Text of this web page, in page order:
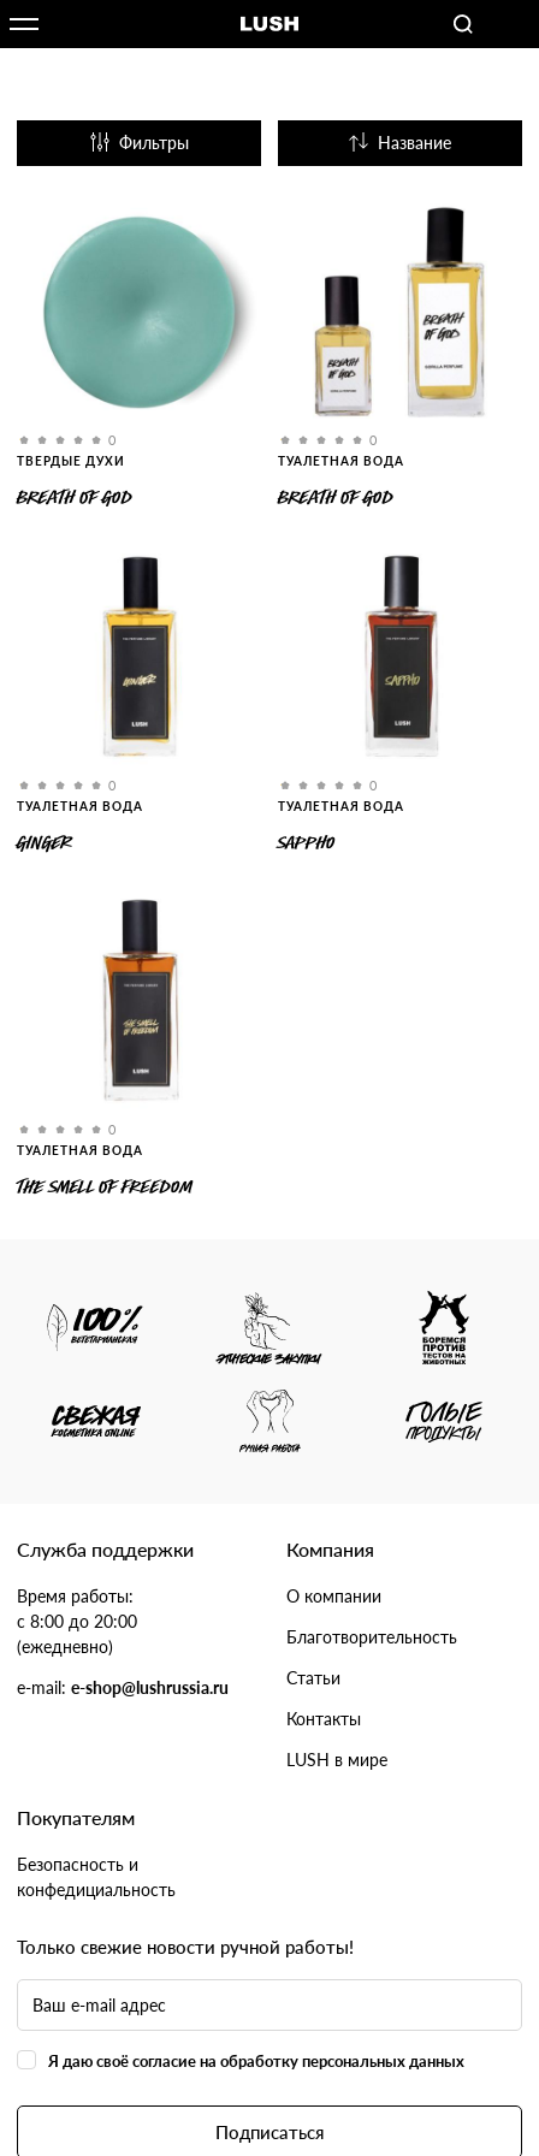
Фильтры Название
0
ТВЕРДЫЕ ДУХИ
BREATH OF GOD
0
ТУАЛЕТНАЯ ВОДА
BREATH OF GOD
0
ТУАЛЕТНАЯ ВОДА
GINGER
0
ТУАЛЕТНАЯ ВОДА
SAPPHO
0
ТУАЛЕТНАЯ ВОДА
THE SMELL OF FREEDOM
Служба поддержки
Время работы:
с 8:00 до 20:00
(ежедневно)
e-mail: e-shop@lushrussia.ru
Компания
О компании
Благотворительность
Статьи
Контакты
LUSH в мире
Покупателям
Безопасность и
конфедициальность
Только свежие новости ручной работы!
Я даю своё согласие на обработку персональных данных
Подписаться